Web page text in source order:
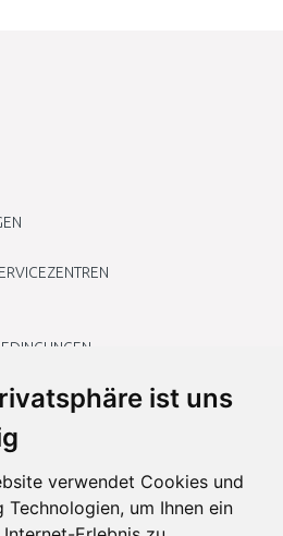
ist uns
verwendet Cookies und
Technologien, um Ihnen ein